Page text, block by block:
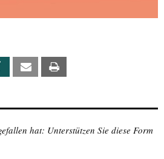
Xing Email
hat: Unterstützen Sie diese Form